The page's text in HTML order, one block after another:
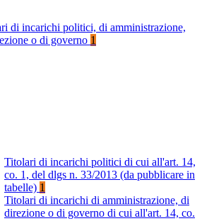
di incarichi politici, di amministrazione,
o di governo 1
Titolari di incarichi politici di cui all'art. 14,
co. 1, del dlgs n. 33/2013 (da pubblicare in
tabelle) 1
Titolari di incarichi di amministrazione, di
direzione o di governo di cui all'art. 14, co.